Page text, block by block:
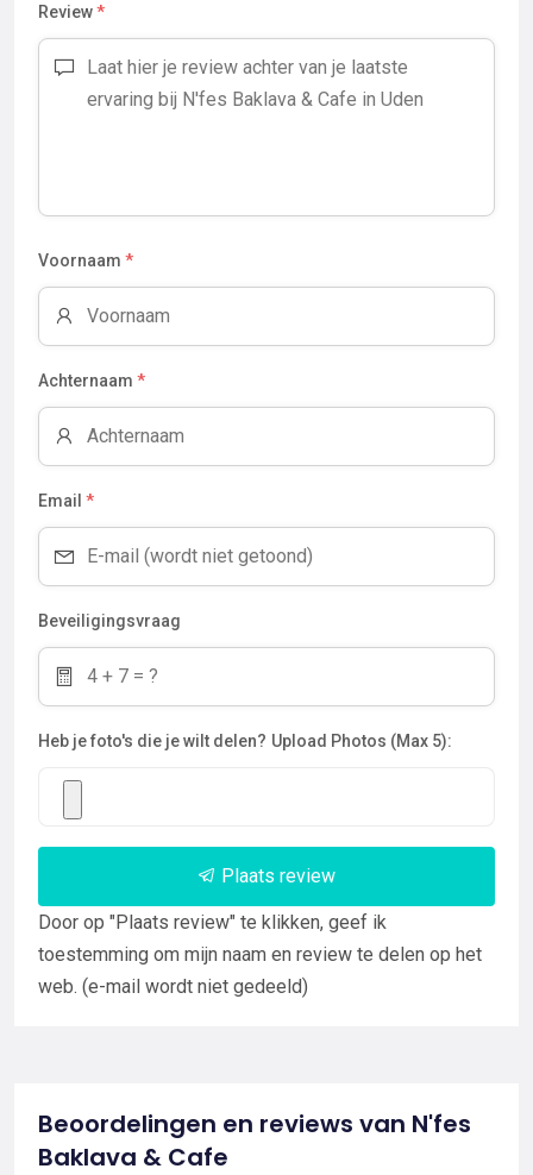
Review*
Voornaam *
Achternaam *
Email *
Beveiligingsvraag
Heb je foto's die je wilt delen? Upload Photos (Max 5):
Plaats review
Door op "Plaats review" te klikken, geef ik
toestemming om mijn naam en review te delen op het
web. (e-mail wordt niet gedeeld)
Beoordelingen en reviews van N'fes
Baklava & Cafe